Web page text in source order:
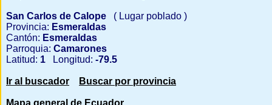
San Carlos de Calope
( Lugar poblado )
Provincia: Esmeraldas
Cantón: Esmeraldas
Parroquia: Camarones
Latitud: 1 Longitud: -79.5
Ir al buscador Buscar por provincia
Mapa general de Ecuador